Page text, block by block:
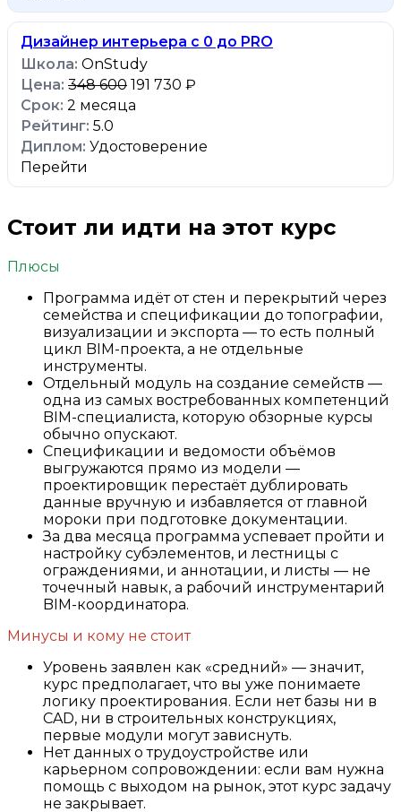
Дизайнер интерьера с 0 до PRO
OnStudy
348 600 191 730 ₽
2 месяца
5.0
Удостоверение
Перейти
Стоит ли идти на этот курс
Плюсы
Программа идёт от стен и перекрытий через
семейства и спецификации до топографии,
визуализации и экспорта — то есть полный
цикл BIM-проекта, а не отдельные
инструменты.
Отдельный модуль на создание семейств —
одна из самых востребованных компетенций
BIM-специалиста, которую обзорные курсы
обычно опускают.
Спецификации и ведомости объёмов
выгружаются прямо из модели —
проектировщик перестаёт дублировать
данные вручную и избавляется от главной
мороки при подготовке документации.
За два месяца программа успевает пройти и
настройку субэлементов, и лестницы с
ограждениями, и аннотации, и листы — не
точечный навык, а рабочий инструментарий
BIM-координатора.
Минусы и кому не стоит
Уровень заявлен как «средний» — значит,
курс предполагает, что вы уже понимаете
логику проектирования. Если нет базы ни в
CAD, ни в строительных конструкциях,
первые модули могут зависнуть.
Нет данных о трудоустройстве или
карьерном сопровождении: если вам нужна
помощь с выходом на рынок, этот курс задачу
не закрывает.